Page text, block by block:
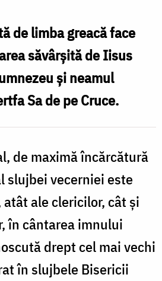
de limba greacă face
săvârșită de Iisus
și neamul
Sa de pe Cruce.
de maximă încărcătură
slujbei vecerniei este
ale clericilor, cât și
în cântarea imnului
drept cel mai vechi
în slujbele Bisericii